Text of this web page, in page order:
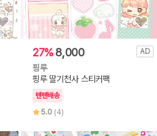
27%8,000
핑루
핑루 딸기천사 스티커팩
텐텐배송
5.0 (4)
AD